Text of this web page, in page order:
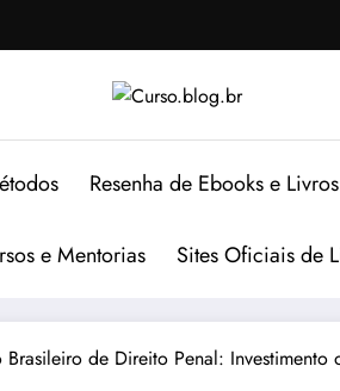
Resenha de Ebooks e Livros
e Mentorias Sites Oficiais de
de Direito Penal: Investimento